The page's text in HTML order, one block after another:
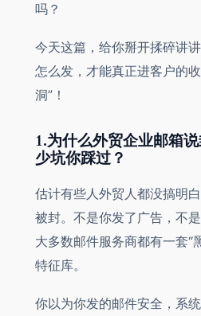
吗？
今天这篇，给你掰开揉碎讲讲
怎么发，才能真正进客户的
洞”！
1.为什么外贸企业邮箱
少坑你踩过？
估计有些人外贸人都没搞明
被封。不是你发了广告，不
大多数邮件服务商都有一套
特征库。
你以为你发的邮件安全，系